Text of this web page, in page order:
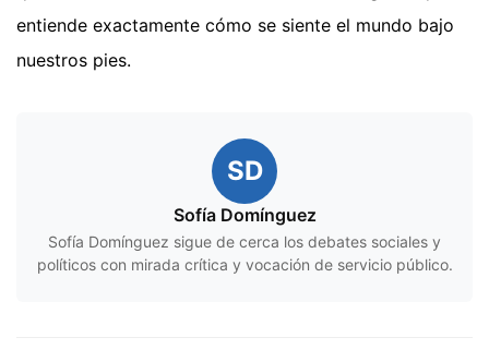
entiende exactamente cómo se siente el mundo bajo
nuestros pies.
SD
Sofía Domínguez
Sofía Domínguez sigue de cerca los debates sociales y
políticos con mirada crítica y vocación de servicio público.